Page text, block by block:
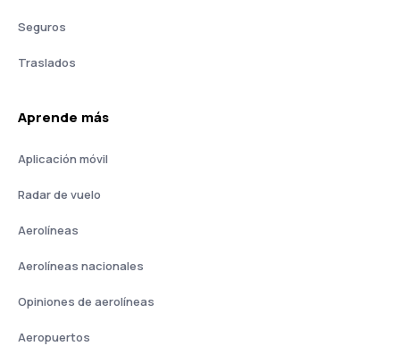
Seguros
Traslados
Aprende más
Aplicación móvil
Radar de vuelo
Aerolíneas
Aerolíneas nacionales
Opiniones de aerolíneas
Aeropuertos